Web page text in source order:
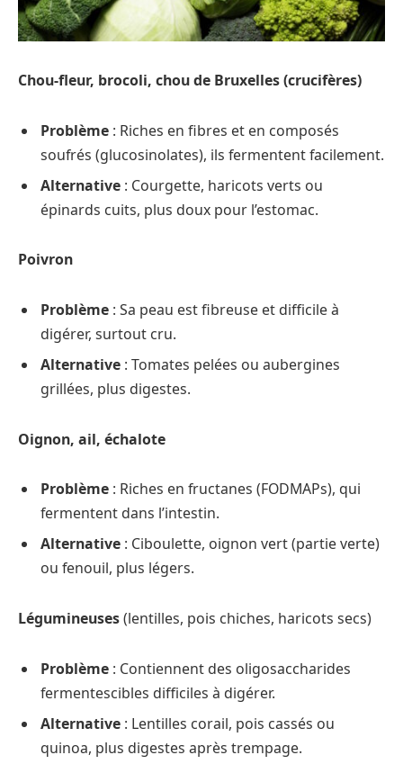
Chou-fleur, brocoli, chou de Bruxelles (crucifères)
Problème : Riches en fibres et en composés
soufrés (glucosinolates), ils fermentent facilement.
Alternative : Courgette, haricots verts ou
épinards cuits, plus doux pour l’estomac.
Poivron
Problème : Sa peau est fibreuse et difficile à
digérer, surtout cru.
Alternative : Tomates pelées ou aubergines
grillées, plus digestes.
Oignon, ail, échalote
Problème : Riches en fructanes (FODMAPs), qui
fermentent dans l’intestin.
Alternative : Ciboulette, oignon vert (partie verte)
ou fenouil, plus légers.
Légumineuses(lentilles, pois chiches, haricots secs)
Problème : Contiennent des oligosaccharides
fermentescibles difficiles à digérer.
Alternative : Lentilles corail, pois cassés ou
quinoa, plus digestes après trempage.